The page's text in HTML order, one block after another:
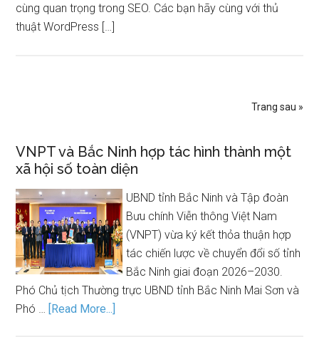
cùng quan trọng trong SEO. Các bạn hãy cùng với thủ
thuật WordPress […]
Trang sau »
VNPT và Bắc Ninh hợp tác hình thành một
xã hội số toàn diện
UBND tỉnh Bắc Ninh và Tập đoàn
Bưu chính Viễn thông Việt Nam
(VNPT) vừa ký kết thỏa thuận hợp
tác chiến lược về chuyển đổi số tỉnh
Bắc Ninh giai đoạn 2026–2030.
Phó Chủ tịch Thường trực UBND tỉnh Bắc Ninh Mai Sơn và
Phó … [Read More...]